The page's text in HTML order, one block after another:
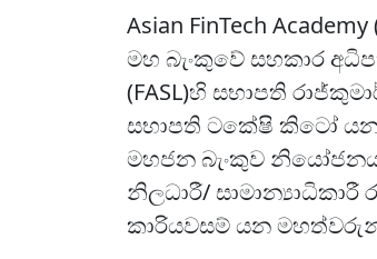
Asian FinTech
මහ බැංකුවේ සහකාර
(FASL)හි සභාපති
සභාපති ටකේෂි කිටෝ
මහජන බැංකුව නියෝජනය
නිලධාරී/
කාරියවසම් යන